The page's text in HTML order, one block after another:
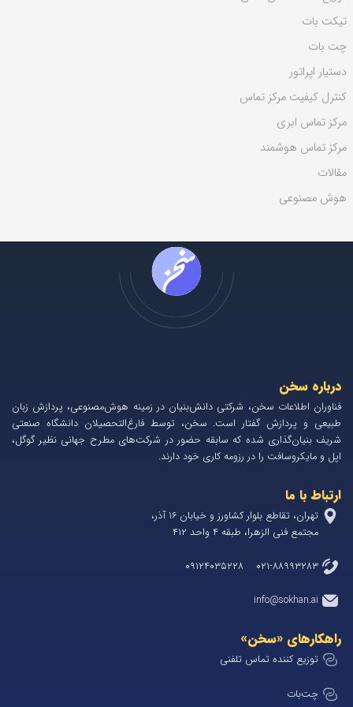
ی
:تیکت بات
چت بات
دستیار اپراتور
کنترل کیفیت مرکز تماس
مرکز تماس ابری
مرکز تماس هوشمند
مقالات
هوش مصنوعی
ارتباط با ما
تهران، تقاطع بلوار کشاورز و خیابان 1۶ آذر،
مجتمع فنی الزهرا، طبقه ۴ واحد ۴۱۲
۰۲۱-۸۸۹۹۳۲۸۳ ۰۹۱۲۴۰۳۵۲۲۸
info@sokhan.ai
درباره سخن
فناوران اطلاعات سخن، شرکتی دانش‌بنیان در زمینه هوش‌مصنوعی، پردازش زبان
طبیعی و پردازش گفتار است. سخن، توسط فارغ‌التحصیلان دانشگاه صنعتی
شریف بنیان‌گذاری شده که سابقه حضور در شرکت‌های مطرح جهانی نظیر گوگل،
اپل و مایکروسافت را در رزومه کاری خود دارند.
راهکارهای «سخن»
توزیع کننده تماس تلفنی
چت‌بات